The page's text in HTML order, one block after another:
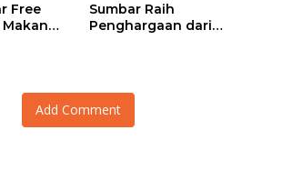
Free
Sumbar Raih
Penghargaan dari
Add Comment